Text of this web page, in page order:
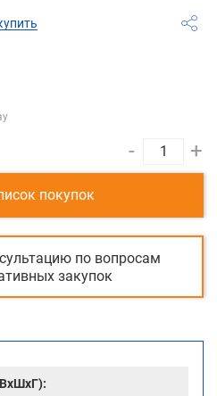
- +
покупок
по вопросам
закупок